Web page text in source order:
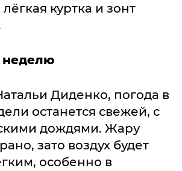
куртка и зонт
неделю
Диденко, погода в
останется свежей, с
дождями. Жару
зато воздух будет
особенно в